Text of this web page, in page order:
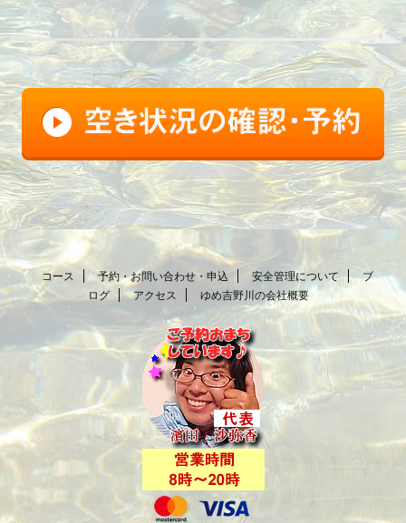
FB
コース 予約・お問い合わせ・申込 安全管理について
ブ
ログ
アクセス ゆめ吉野川の会社概要